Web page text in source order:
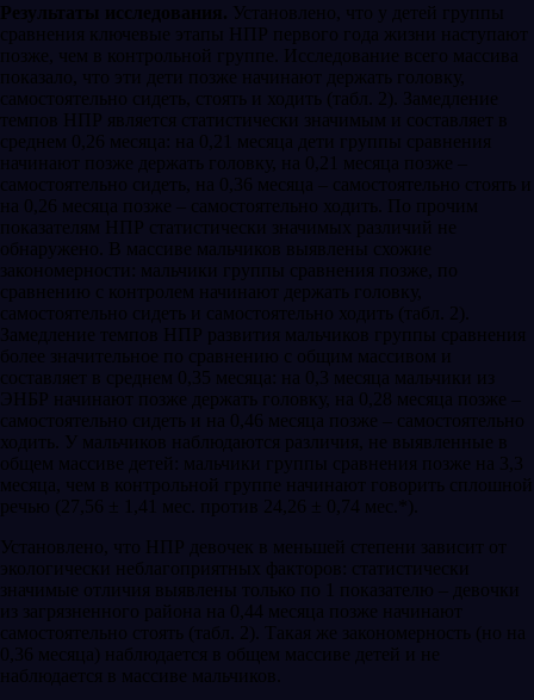
Результаты исследования. Установлено, что у детей группы
сравнения ключевые этапы НПР первого года жизни наступают
позже, чем в контрольной группе. Исследование всего массива
показало, что эти дети позже начинают держать головку,
самостоятельно сидеть, стоять и ходить (табл. 2). Замедление
темпов НПР является статистически значимым и составляет в
среднем 0,26 месяца: на 0,21 месяца дети группы сравнения
начинают позже держать головку, на 0,21 месяца позже –
самостоятельно сидеть, на 0,36 месяца – самостоятельно стоять и
на 0,26 месяца позже – самостоятельно ходить. По прочим
показателям НПР статистически значимых различий не
обнаружено. В массиве мальчиков выявлены схожие
закономерности: мальчики группы сравнения позже, по
сравнению с контролем начинают держать головку,
самостоятельно сидеть и самостоятельно ходить (табл. 2).
Замедление темпов НПР развития мальчиков группы сравнения
более значительное по сравнению с общим массивом и
составляет в среднем 0,35 месяца: на 0,3 месяца мальчики из
ЭНБР начинают позже держать головку, на 0,28 месяца позже –
самостоятельно сидеть и на 0,46 месяца позже – самостоятельно
ходить. У мальчиков наблюдаются различия, не выявленные в
общем массиве детей: мальчики группы сравнения позже на 3,3
месяца, чем в контрольной группе начинают говорить сплошной
речью (27,56 ± 1,41 мес. против 24,26 ± 0,74 мес.*).
Установлено, что НПР девочек в меньшей степени зависит от
экологически неблагоприятных факторов: статистически
значимые отличия выявлены только по 1 показателю – девочки
из загрязненного района на 0,44 месяца позже начинают
самостоятельно стоять (табл. 2). Такая же закономерность (но на
0,36 месяца) наблюдается в общем массиве детей и не
наблюдается в массиве мальчиков.